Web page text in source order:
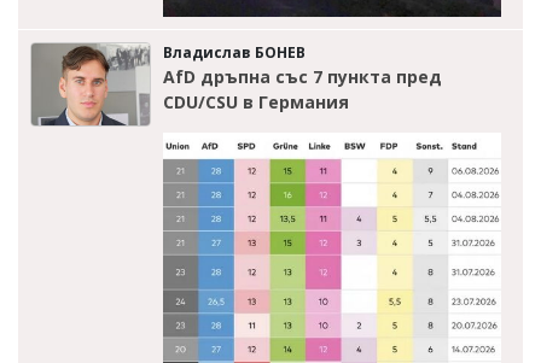
Владислав БОНЕВ
AfD дръпна със 7 пункта пред
CDU/CSU в Германия